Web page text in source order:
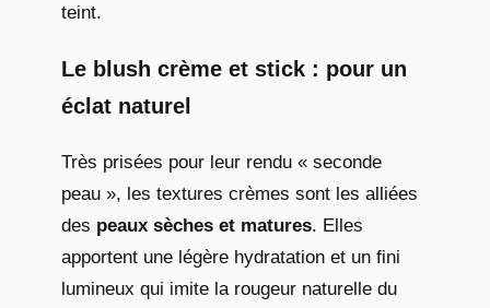
teint.
Le blush crème et stick : pour un
éclat naturel
Très prisées pour leur rendu « seconde
peau », les textures crèmes sont les alliées
des peaux sèches et matures. Elles
apportent une légère hydratation et un fini
lumineux qui imite la rougeur naturelle du